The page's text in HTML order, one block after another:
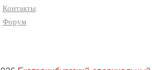
Контакты
Форум